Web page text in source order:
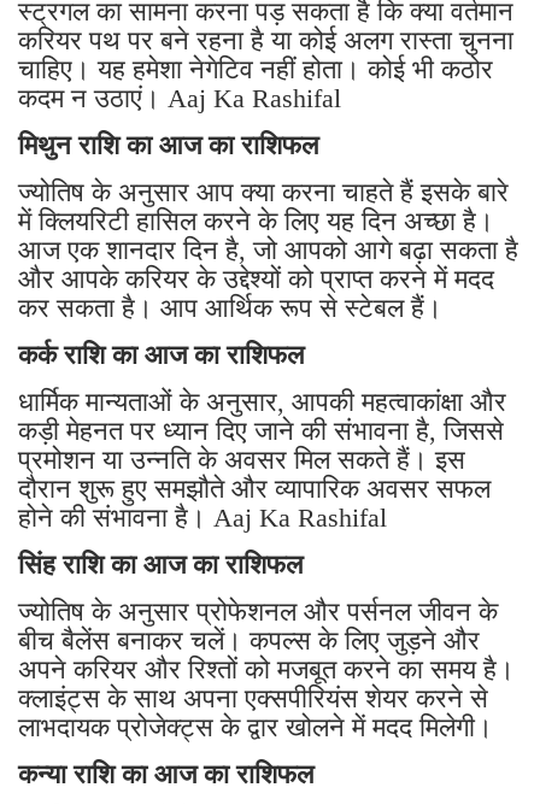
स्ट्रगल का सामना करना पड़ सकता है कि क्या वर्तमान
करियर पथ पर बने रहना है या कोई अलग रास्ता चुनना
चाहिए। यह हमेशा नेगेटिव नहीं होता। कोई भी कठोर
कदम न उठाएं। Aaj Ka Rashifal
मिथुन राशि का आज का राशिफल
ज्योतिष के अनुसार आप क्या करना चाहते हैं इसके बारे
में क्लियरिटी हासिल करने के लिए यह दिन अच्छा है।
आज एक शानदार दिन है, जो आपको आगे बढ़ा सकता है
और आपके करियर के उद्देश्यों को प्राप्त करने में मदद
कर सकता है। आप आर्थिक रूप से स्टेबल हैं।
कर्क राशि का आज का राशिफल
धार्मिक मान्यताओं के अनुसार, आपकी महत्वाकांक्षा और
कड़ी मेहनत पर ध्यान दिए जाने की संभावना है, जिससे
प्रमोशन या उन्नति के अवसर मिल सकते हैं। इस
दौरान शुरू हुए समझौते और व्यापारिक अवसर सफल
होने की संभावना है। Aaj Ka Rashifal
सिंह राशि का आज का राशिफल
ज्योतिष के अनुसार प्रोफेशनल और पर्सनल जीवन के
बीच बैलेंस बनाकर चलें। कपल्स के लिए जुड़ने और
अपने करियर और रिश्तों को मजबूत करने का समय है।
क्लाइंट्स के साथ अपना एक्सपीरियंस शेयर करने से
लाभदायक प्रोजेक्ट्स के द्वार खोलने में मदद मिलेगी।
कन्या राशि का आज का राशिफल